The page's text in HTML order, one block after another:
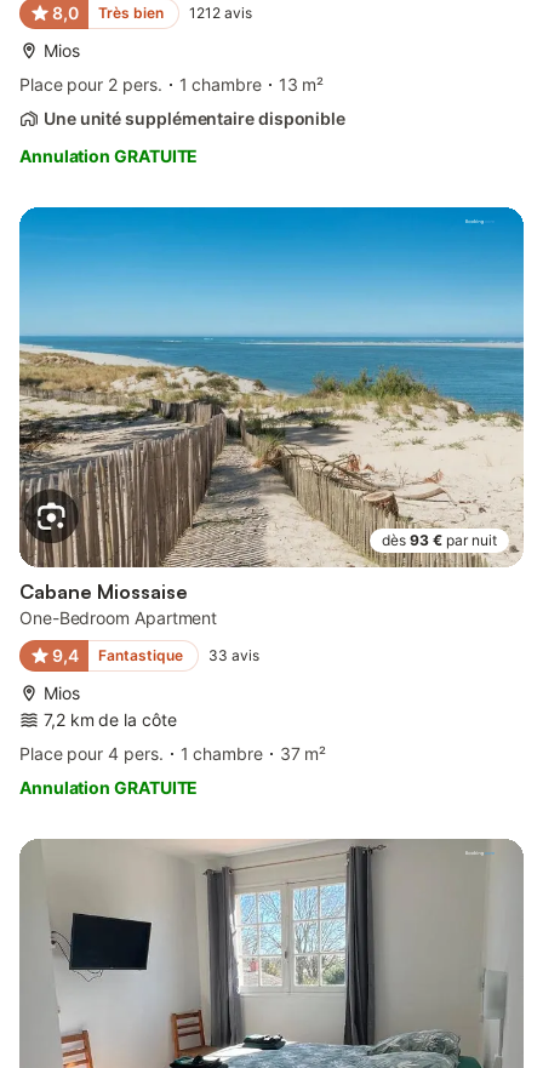
8,0
Très bien 1212 avis
Mios
Place pour 2 pers.
1 chambre
13 m²
Une unité supplémentaire disponible
Annulation GRATUITE
dès 93 € par nuit
Cabane Miossaise
One-Bedroom Apartment
9,4
Fantastique 33 avis
Mios
7,2 km de la côte
Place pour 4 pers.
1 chambre
37 m²
Annulation GRATUITE